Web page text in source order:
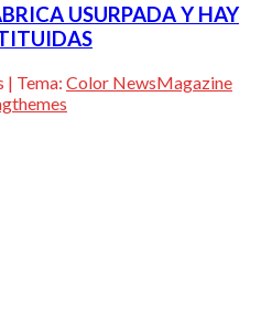
USURPADA Y HAY
| Tema: Color NewsMagazine